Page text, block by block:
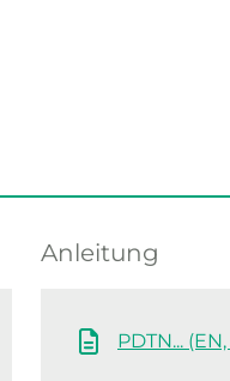
Anleitung
PDTN...